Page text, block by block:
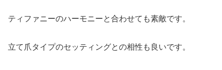
ティファニーのハーモニーと合わせても素敵です。
立て爪タイプのセッティングとの相性も良いです。